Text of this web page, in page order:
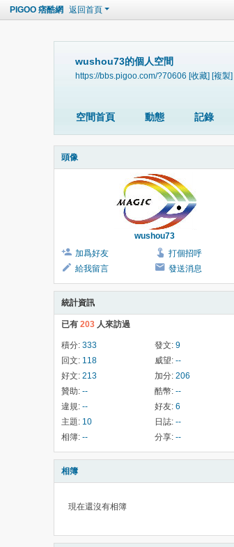
PIGOO 痞酷網 返回首頁
wushou73的個人空間
https://bbs.pigoo.com/?70606 [收藏] [複製]
空間首頁 動態 記錄
頭像
wushou73
加爲好友
打個招呼
給我留言
發送消息
統計資訊
已有 203 人來訪過
積分: 333 發文: 9
回文: 118 威望: --
好文: 213 加分: 206
贊助: -- 酷幣: --
違規: -- 好友: 6
主題: 10 日誌: --
相簿: -- 分享: --
相簿
現在還沒有相簿